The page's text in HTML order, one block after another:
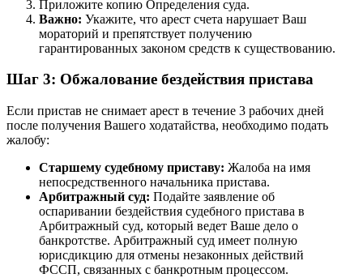
Приложите копию Определения суда.
Важно: Укажите, что арест счета нарушает Ваш
мораторий и препятствует получению
гарантированных законом средств к существованию.
Шаг 3: Обжалование бездействия пристава
Если пристав не снимает арест в течение 3 рабочих дней
после получения Вашего ходатайства, необходимо подать
жалобу:
Старшему судебному приставу: Жалоба на имя
непосредственного начальника пристава.
Арбитражный суд: Подайте заявление об
оспаривании бездействия судебного пристава в
Арбитражный суд, который ведет Ваше дело о
банкротстве. Арбитражный суд имеет полную
юрисдикцию для отмены незаконных действий
ФССП, связанных с банкротным процессом.